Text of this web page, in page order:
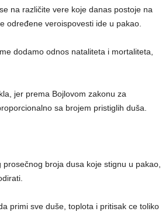
na različite vere koje danas postoje na
određene veroispovesti ide u pakao.
dodamo odnos nataliteta i mortaliteta,
jer prema Bojlovom zakonu za
sa brojem pristiglih duša.
broja dusa koje stignu u pakao,
primi sve duše, toplota i pritisak ce toliko